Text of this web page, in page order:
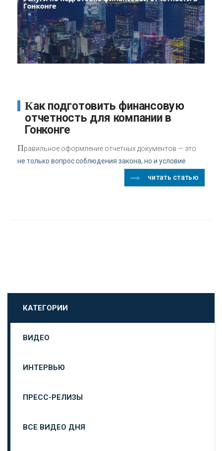
Как подготовить финансовую
отчетность для компании в
Гонконге
Правильное оформление отчетных документов — это
не только вопрос соблюдения закона, но и условие
читать статью
КАТЕГОРИИ
ВИДЕО
ИНТЕРВЬЮ
ПРЕСС-РЕЛИЗЫ
ВСЕ ВИДЕО ДНЯ